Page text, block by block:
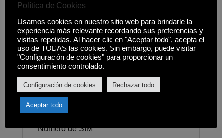
Almacenamiento (GB)
256
Soporte de almacenamiento externo
MicroSD (hasta 1TB)
Redes/Bandas
Número de SIM
Política de Cookies
Usamos cookies en nuestro sitio web para brindarle la
experiencia más relevante recordando sus preferencias y
visitas repetidas. Al hacer clic en "Aceptar todo", acepta el
uso de TODAS las cookies. Sin embargo, puede visitar
"Configuración de cookies" para proporcionar un
consentimiento controlado.
Configuración de cookies Rechazar todo
Aceptar todo